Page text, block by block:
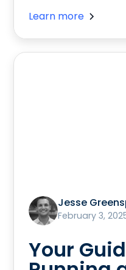
Learn more
Jesse
February 3,
Your